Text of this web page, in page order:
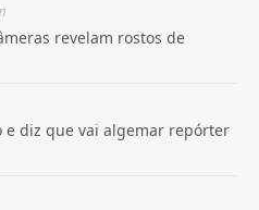
revelam rostos de
e diz que vai algemar repórter